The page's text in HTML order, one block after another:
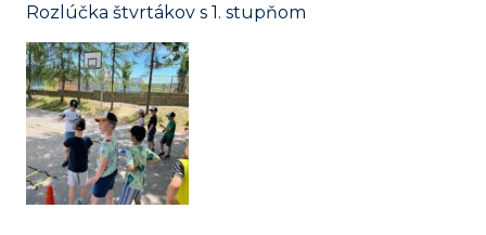
Rozlúčka štvrtákov s 1. stupňom